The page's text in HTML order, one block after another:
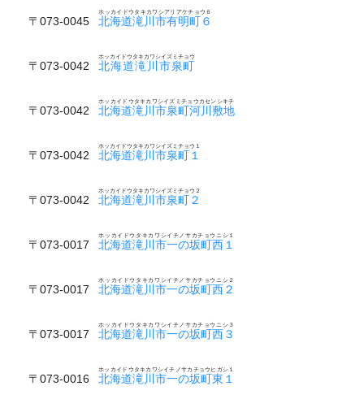
〒073-0045 北海道滝川市有明町６
ホッカイドウタキカワシアリアケチョウ６
〒073-0042 北海道滝川市泉町
ホッカイドウタキカワシイズミチョウ
〒073-0042 北海道滝川市泉町河川敷地
ホッカイドウタキカワシイズミチョウカセンシキチ
〒073-0042 北海道滝川市泉町１
ホッカイドウタキカワシイズミチョウ１
〒073-0042 北海道滝川市泉町２
ホッカイドウタキカワシイズミチョウ２
〒073-0017 北海道滝川市一の坂町西１
ホッカイドウタキカワシイチノサカチョウニシ１
〒073-0017 北海道滝川市一の坂町西２
ホッカイドウタキカワシイチノサカチョウニシ２
〒073-0017 北海道滝川市一の坂町西３
ホッカイドウタキカワシイチノサカチョウニシ３
〒073-0016 北海道滝川市一の坂町東１
ホッカイドウタキカワシイチノサカチョウヒガシ１